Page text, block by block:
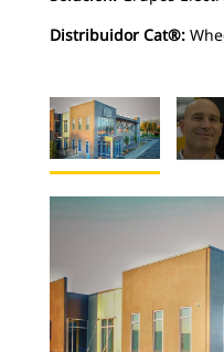
Distribuidor Cat®: